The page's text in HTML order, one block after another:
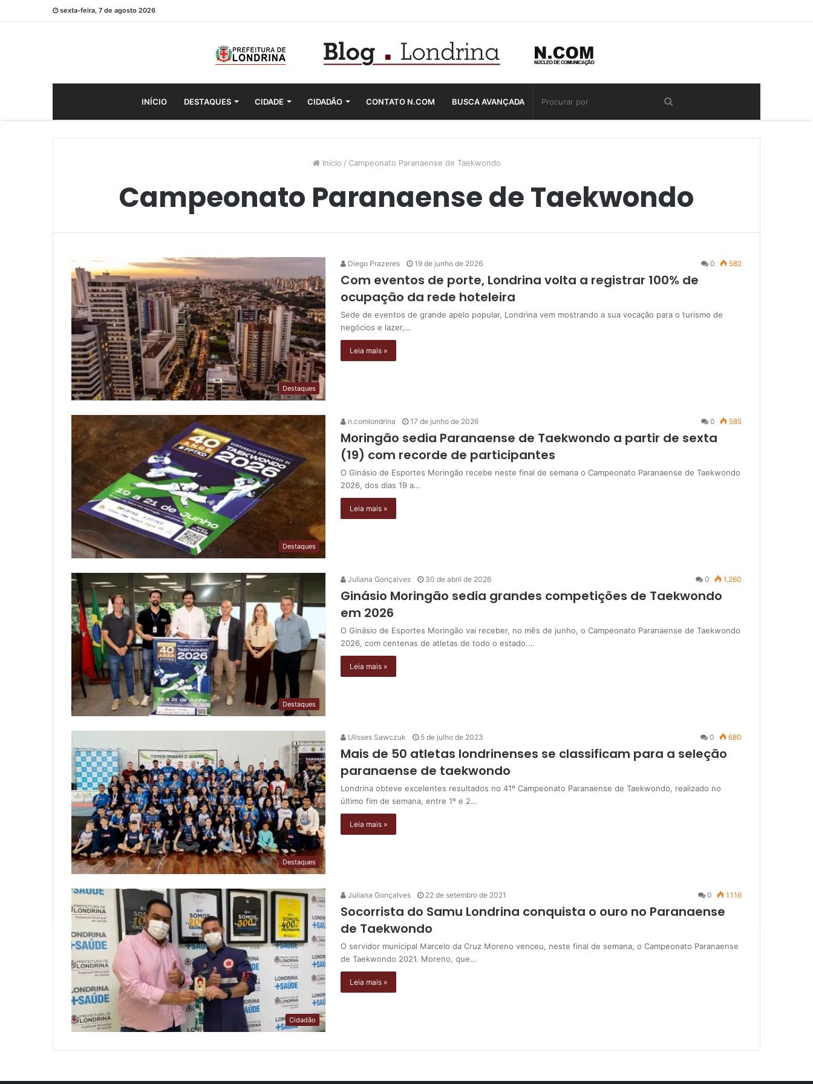
sexta-feira, 7 de agosto 2026
INÍCIO DESTAQUES CIDADE CIDADÃO CONTATO N.COM BUSCA AVANÇADA
Início / Campeonato Paranaense de Taekwondo
Campeonato Paranaense de Taekwondo
Destaques
Diego Prazeres 19 de junho de 2026 0 582
Com eventos de porte, Londrina volta a registrar 100% de
ocupação da rede hoteleira
Sede de eventos de grande apelo popular, Londrina vem mostrando a sua vocação para o turismo de
negócios e lazer,…
Leia mais »
Destaques
n.comlondrina 17 de junho de 2026 0 585
Moringão sedia Paranaense de Taekwondo a partir de sexta
(19) com recorde de participantes
O Ginásio de Esportes Moringão recebe neste final de semana o Campeonato Paranaense de Taekwondo
2026, dos dias 19 a…
Leia mais »
Destaques
Juliana Gonçalves 30 de abril de 2026 0 1.260
Ginásio Moringão sedia grandes competições de Taekwondo
em 2026
O Ginásio de Esportes Moringão vai receber, no mês de junho, o Campeonato Paranaense de Taekwondo
2026, com centenas de atletas de todo o estado.…
Leia mais »
Destaques
Ulisses Sawczuk 5 de julho de 2023 0 680
Mais de 50 atletas londrinenses se classificam para a seleção
paranaense de taekwondo
Londrina obteve excelentes resultados no 41º Campeonato Paranaense de Taekwondo, realizado no
último fim de semana, entre 1º e 2…
Leia mais »
Cidadão
Juliana Gonçalves 22 de setembro de 2021 0 1.116
Socorrista do Samu Londrina conquista o ouro no Paranaense
de Taekwondo
O servidor municipal Marcelo da Cruz Moreno venceu, neste final de semana, o Campeonato Paranaense
de Taekwondo 2021. Moreno, que…
Leia mais »